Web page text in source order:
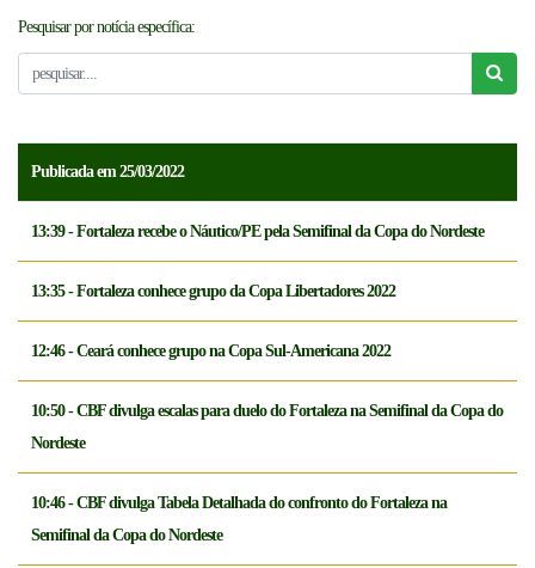
NOTICÍAS
CREDENCIAMENTO
Pesquisar por notícia específica:
Publicada em 25/03/2022
13:39 - Fortaleza recebe o Náutico/PE pela Semifinal da Copa do Nordeste
13:35 - Fortaleza conhece grupo da Copa Libertadores 2022
12:46 - Ceará conhece grupo na Copa Sul-Americana 2022
10:50 - CBF divulga escalas para duelo do Fortaleza na Semifinal da Copa do
Nordeste
10:46 - CBF divulga Tabela Detalhada do confronto do Fortaleza na
Semifinal da Copa do Nordeste